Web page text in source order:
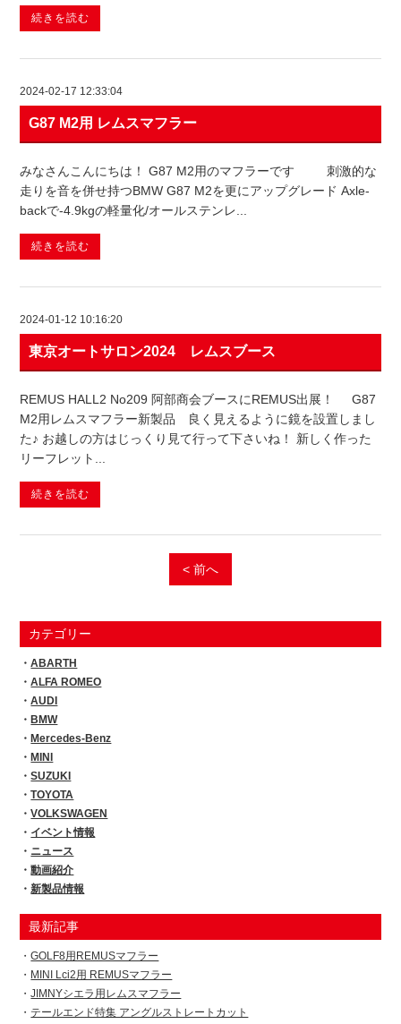
カテゴリー
ABARTH
ALFA ROMEO
AUDI
BMW
Mercedes-Benz
MINI
SUZUKI
TOYOTA
VOLKSWAGEN
イベント情報
ニュース
動画紹介
新製品情報
最新記事
GOLF8用REMUSマフラー
MINI Lci2用 REMUSマフラー
JIMNYシエラ用レムスマフラー
テールエンド特集 アングルストレートカット
続きを読む
2024-02-17 12:33:04
G87 M2用 レムスマフラー
みなさんこんにちは！ G87 M2用のマフラーです 刺激的な
走りを音を併せ持つBMW G87 M2を更にアップグレード Axle-
backで-4.9kgの軽量化/オールステンレ...
続きを読む
2024-01-12 10:16:20
東京オートサロン2024 レムスブース
REMUS HALL2 No209 阿部商会ブースにREMUS出展！ G87
M2用レムスマフラー新製品 良く見えるように鏡を設置しまし
た♪ お越しの方はじっくり見て行って下さいね！ 新しく作った
リーフレット...
続きを読む
< 前へ